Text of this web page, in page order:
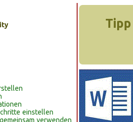
einstellen
verwenden